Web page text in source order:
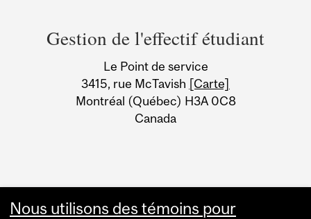
and
University
Information
Gestion de l'effectif étudiant
Le Point de service
3415, rue McTavish [Carte]
Montréal (Québec) H3A 0C8
Canada
Nous utilisons des témoins pour